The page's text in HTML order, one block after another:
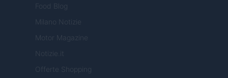
Food Blog
Milano Notizie
Motor Magazine
Notizie.it
Offerte Shopping